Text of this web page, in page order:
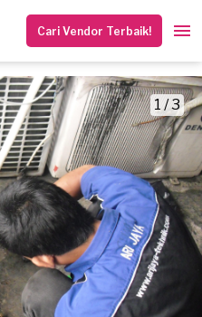
Cari Vendor Terbaik!
1 / 3